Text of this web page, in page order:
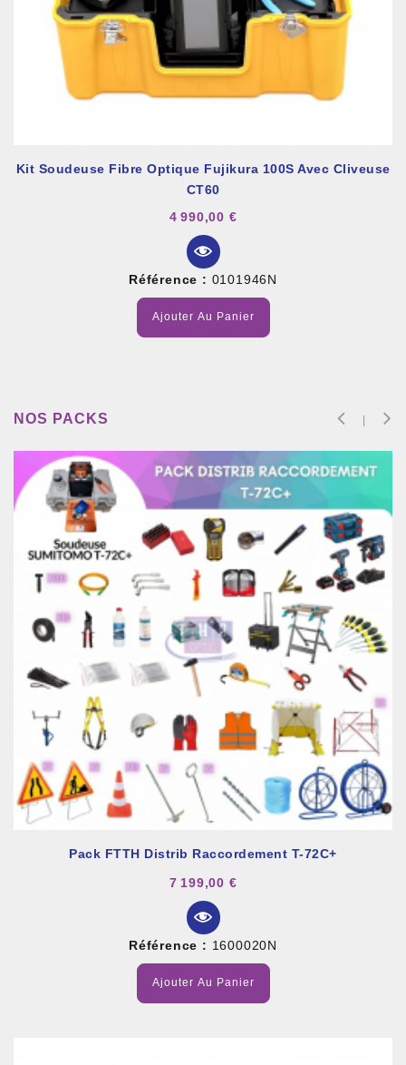
Kit Soudeuse Fibre Optique Fujikura 100S Avec Cliveuse
CT60
4 990,00 €
Référence : 0101946N
Ajouter Au Panier
NOS PACKS
Pack FTTH Distrib Raccordement T-72C+
7 199,00 €
Référence : 1600020N
Ajouter Au Panier